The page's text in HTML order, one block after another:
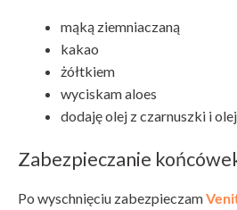
mąką ziemniaczaną
kakao
żółtkiem
wyciskam aloes
dodaję olej z czarnuszki i
Zabezpieczanie
Po wyschnięciu zabezpieczam